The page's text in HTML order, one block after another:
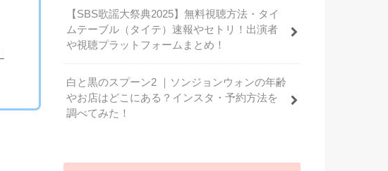
【SBS歌謡大祭典2025】無料視聴方法・タイ
ムテーブル（タイテ）速報やセトリ！出演者
や視聴プラットフォームまとめ！
白と黒のスプーン2 ｜ソンジョンウォンの年齢
やお店はどこにある？インスタ・予約方法を
調べてみた！